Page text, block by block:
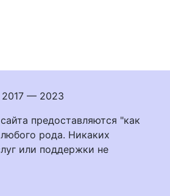
2017 — 2023
предоставляются "как
рода. Никаких
или поддержки не